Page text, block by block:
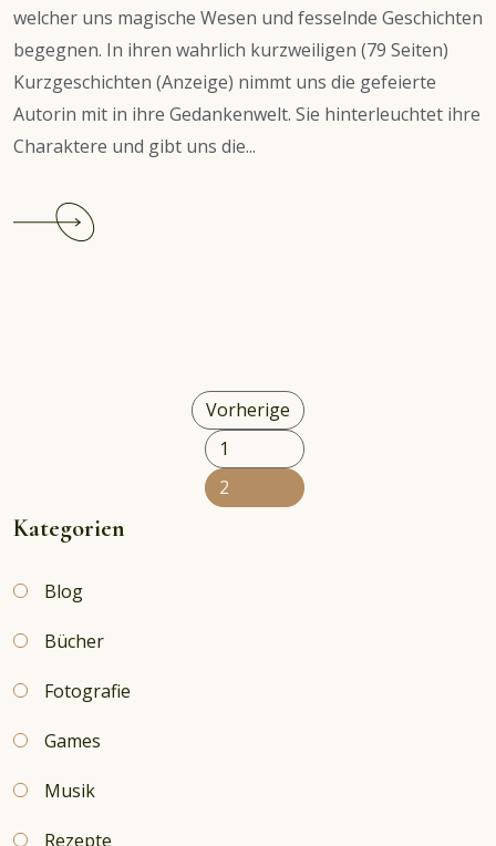
welcher uns magische Wesen und fesselnde Geschichten
begegnen. In ihren wahrlich kurzweiligen (79 Seiten)
Kurzgeschichten (Anzeige) nimmt uns die gefeierte
Autorin mit in ihre Gedankenwelt. Sie hinterleuchtet ihre
Charaktere und gibt uns die...
Seitennummerierung
Vorherige
1
2
Kategorien
Blog
Bücher
Fotografie
Games
Musik
Rezepte